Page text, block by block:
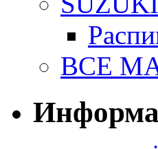
ВСЕ